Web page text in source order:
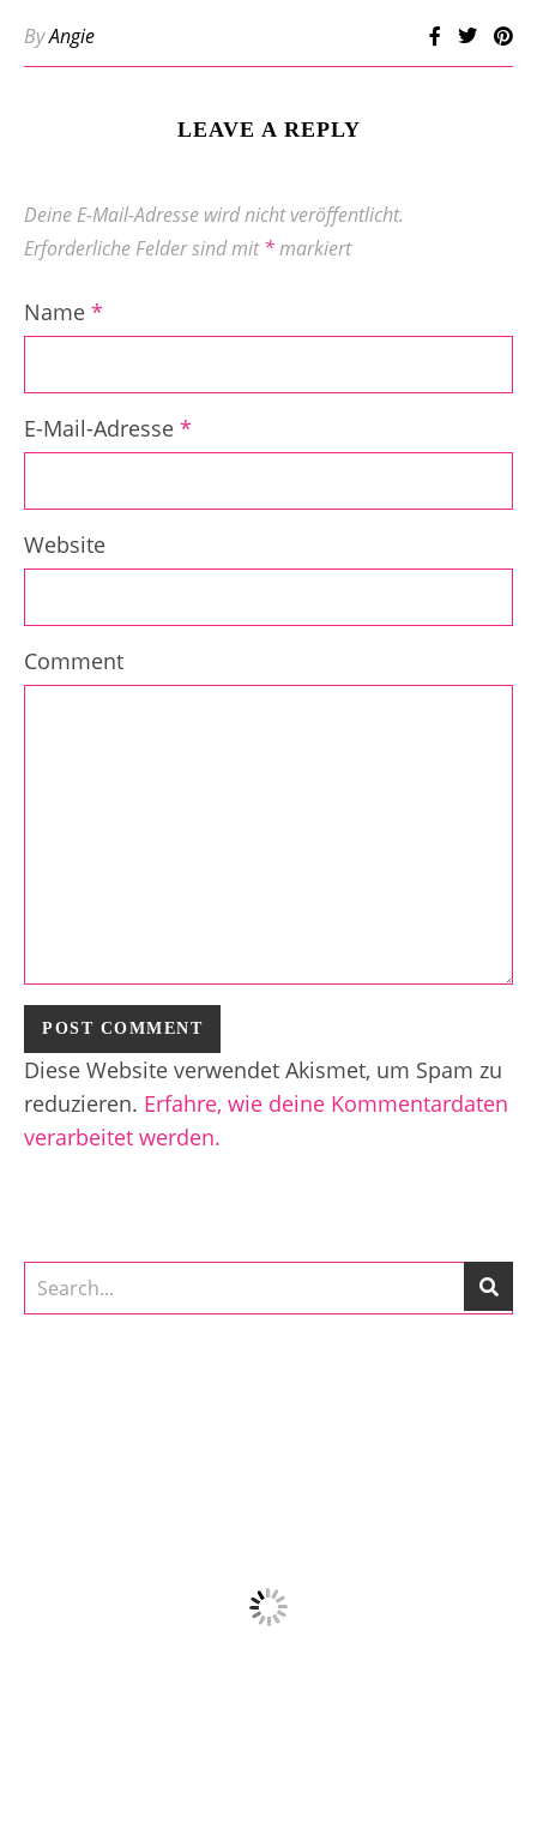
ByAngie
LEAVE A REPLY
Deine E-Mail-Adresse wird nicht veröffentlicht.
Erforderliche Felder sind mit*markiert
Name *
E-Mail-Adresse *
Website
Comment
Diese Website verwendet Akismet, um Spam zu
reduzieren. Erfahre, wie deine Kommentardaten
verarbeitet werden.